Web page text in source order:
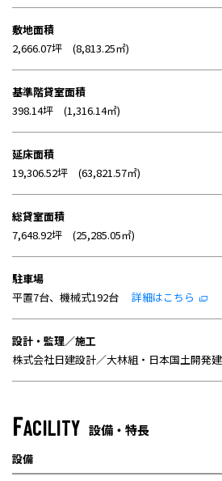
敷地面積
2,666.07坪 (8,813.25㎡)
基準階貸室面積
398.14坪 (1,316.14㎡)
延床面積
19,306.52坪 (63,821.57㎡)
総貸室面積
7,648.92坪 (25,285.05㎡)
駐車場
平置7台、機械式192台
詳細はこちら
設計・監理／施工
株式会社日建設計／大林組・日本国土開発
FACILITY 設備・特長
設備